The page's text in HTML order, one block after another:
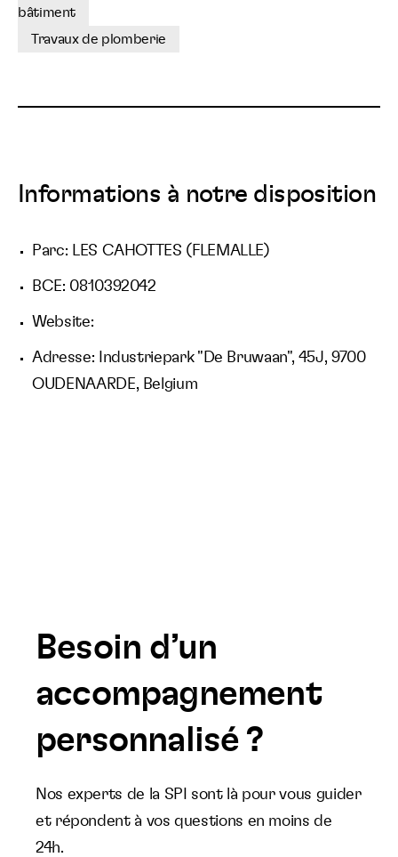
bâtiment
Travaux de plomberie
Informations à notre disposition
Parc: LES CAHOTTES (FLEMALLE)
BCE: 0810392042
Website:
Adresse: Industriepark "De Bruwaan", 45J, 9700
OUDENAARDE, Belgium
Besoin d’un
accompagnement
personnalisé ?
Nos experts de la SPI sont là pour vous guider
et répondent à vos questions en moins de
24h.